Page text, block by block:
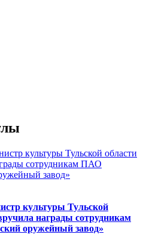
культуры Тульской
награды сотрудникам
оружейный завод»